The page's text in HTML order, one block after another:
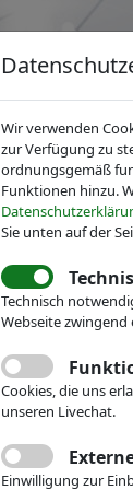
News
Wir verwenden
zur Verfügung zu
ordnungsgemäß
Funktionen hinzu.
Sie unten auf der
Technisch
Webseite
Cookies, die uns
unseren Livechat.
Einwilligung zur